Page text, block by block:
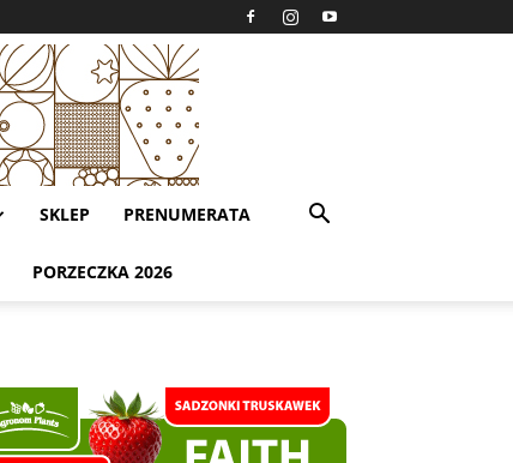
SKLEP PRENUMERATA
PORZECZKA 2026